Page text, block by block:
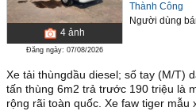
4 ảnh
Đăng ngày: 07/08/2026
Thành Công
Người dùng
Xe tải thùngdầu diesel; số tay (M/T)
tấn thùng 6m2 trả trước 190 triệu là
rộng rãi toàn quốc. Xe faw tiger mẫu